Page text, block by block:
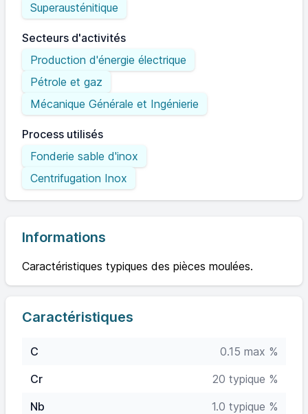
Superausténitique
Secteurs d'activités
Production d'énergie électrique
Pétrole et gaz
Mécanique Générale et Ingénierie
Process utilisés
Fonderie sable d'inox
Centrifugation Inox
Informations
Caractéristiques typiques des pièces moulées.
Caractéristiques
C
0.15 max %
Cr
20 typique %
Nb
1.0 typique %